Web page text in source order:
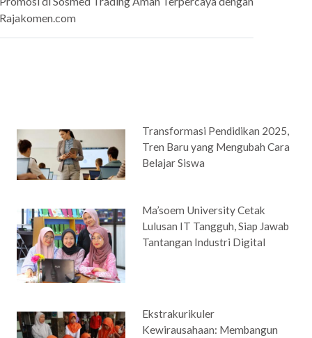
Transformasi Pendidikan 2025,
Tren Baru yang Mengubah Cara
Belajar Siswa
Ma’soem University Cetak
Lulusan IT Tangguh, Siap Jawab
Tantangan Industri Digital
Ekstrakurikuler
Kewirausahaan: Membangun